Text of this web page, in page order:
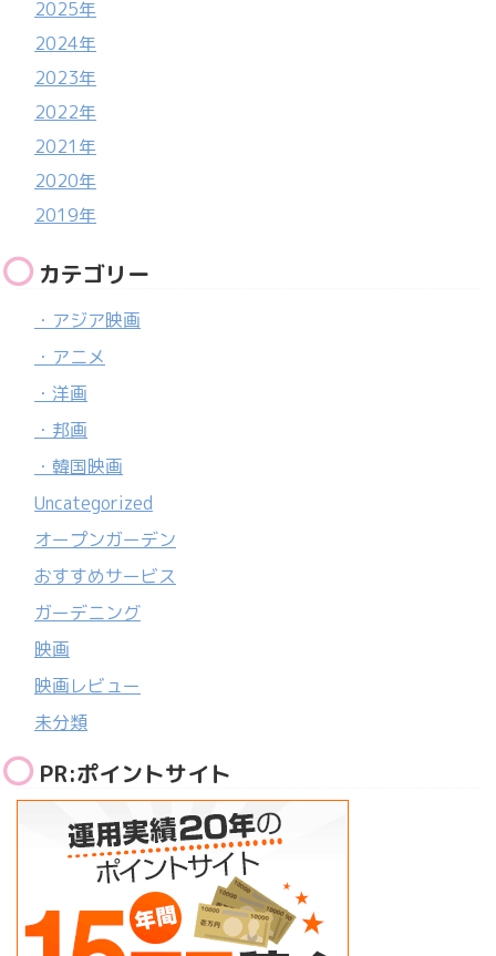
2025年
2024年
2023年
2022年
2021年
2020年
2019年
カテゴリー
・アジア映画
・アニメ
・洋画
・邦画
・韓国映画
Uncategorized
オープンガーデン
おすすめサービス
ガーデニング
映画
映画レビュー
未分類
PR:ポイントサイト